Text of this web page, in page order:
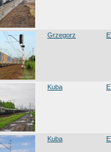
Grzegorz
Kuba
Kuba